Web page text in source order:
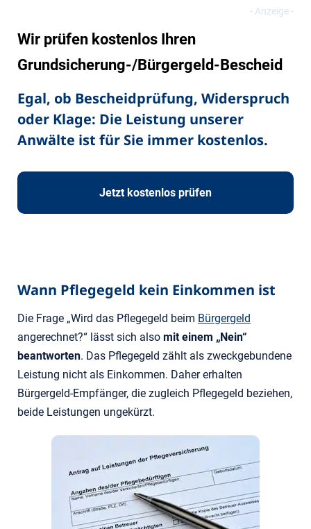
Wir prüfen kostenlos Ihren
Grundsicherung-/Bürgergeld-Bescheid
Egal, ob Bescheidprüfung, Widerspruch
oder Klage: Die Leistung unserer
Anwälte ist für Sie immer kostenlos.
Jetzt kostenlos prüfen
Wann Pflegegeld kein Einkommen ist
Die Frage „Wird das Pflegegeld beim Bürgergeld
angerechnet?“ lässt sich also mit einem „Nein“
beantworten. Das Pflegegeld zählt als zweckgebundene
Leistung nicht als Einkommen. Daher erhalten
Bürgergeld-Empfänger, die zugleich Pflegegeld beziehen,
beide Leistungen ungekürzt.